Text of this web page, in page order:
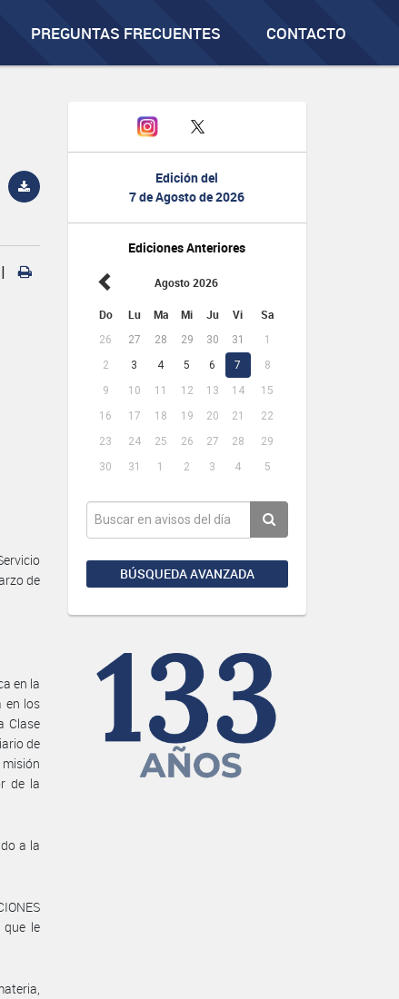
PREGUNTAS FRECUENTES CONTACTO
Edición del
7 de Agosto de 2026
Ediciones Anteriores
Agosto 2026
Do Lu Ma Mi Ju Vi Sa
26 27 28 29 30 31
1
2
3 4 5 6 7
8
9
10 11 12 13 14
15
16
17 18 19 20 21
22
23
24 25 26 27 28
29
30
31 1 2 3 4 5
BÚSQUEDA AVANZADA
|
de
en la
en los
Clase
de
de la
a la
que le